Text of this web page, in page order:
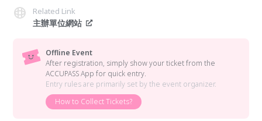
Related Link
主辦單位網站
Offline Event
After registration, simply show your ticket from the
ACCUPASS App for quick entry.
Entry rules are primarily set by the event organizer.
How to Collect Tickets?